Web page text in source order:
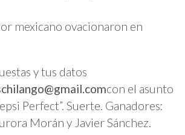
mexicano ovacionaron en
y tus datos
con el asunto
Perfect”. Suerte. Ganadores:
Morán y Javier Sánchez.